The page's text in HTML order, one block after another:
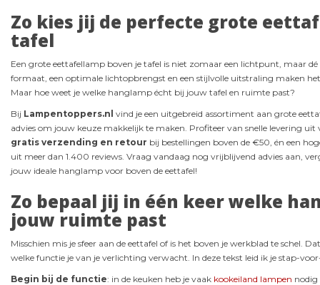
Zo kies jij de perfecte grote
tafel
Een grote eettafellamp boven je tafel is niet zomaar een lichtpunt, maar
formaat, een optimale lichtopbrengst en een stijlvolle uitstraling maken
Maar hoe weet je welke hanglamp écht bij jouw tafel en ruimte past?
Bij Lampentoppers.nl vind je een uitgebreid assortiment aan grote
advies om jouw keuze makkelijk te maken. Profiteer van snelle levering
gratis verzending en retour bij bestellingen boven de €50, én een
uit meer dan 1.400 reviews. Vraag vandaag nog vrijblijvend advies aan,
jouw ideale hanglamp voor boven de eettafel!
Zo bepaal jij in één keer welke
jouw ruimte past
Misschien mis je sfeer aan de eettafel of is het boven je werkblad te schel.
welke functie je van je verlichting verwacht. In deze tekst leid ik je stap-
Begin bij de functie: in de keuken heb je vaak kookeiland lampen